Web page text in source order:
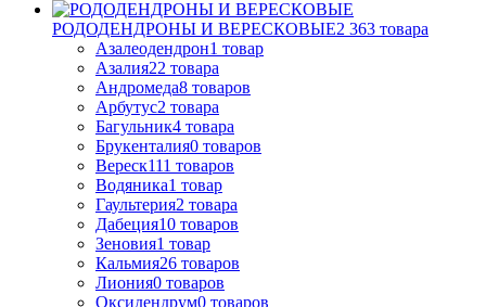
РОДОДЕНДРОНЫ И ВЕРЕСКОВЫЕ2 363 товара
Азалеодендрон1 товар
Азалия22 товара
Андромеда8 товаров
Арбутус2 товара
Багульник4 товара
Брукенталия0 товаров
Вереск111 товаров
Водяника1 товар
Гаультерия2 товара
Дабеция10 товаров
Зеновия1 товар
Кальмия26 товаров
Лиония0 товаров
Оксидендрум0 товаров